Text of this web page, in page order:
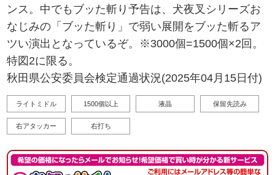
ンス。中でもブッた斬り予告は、犬夜叉シリーズお
なじみの「ブッた斬り」で弱い展開をブッた斬るア
ツい演出となっているぞ。※3000個=1500個×2回。
特図2に限る。
秋田県公安委員会検定通過状況(2025年04月15日付)
ライトミドル 1500個以上 液晶 保留先読み
右アタッカー 右打ち